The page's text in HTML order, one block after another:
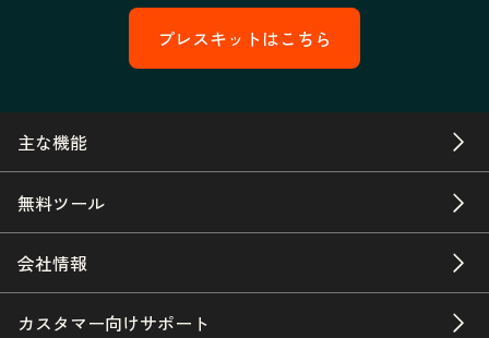
プレスキットはこちら
主な機能
無料ツール
会社情報
カスタマー向けサポート